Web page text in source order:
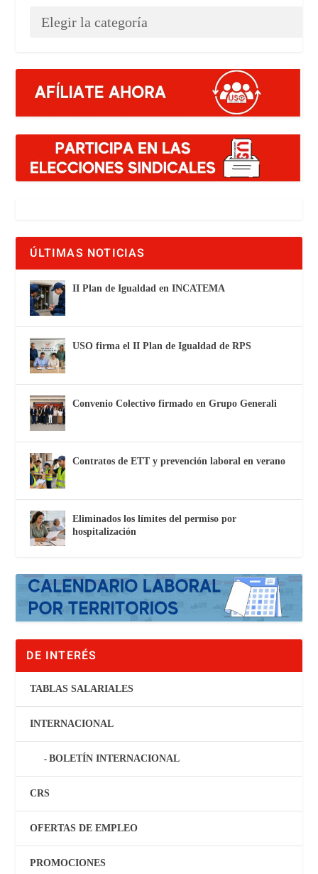
ÚLTIMAS NOTICIAS
II Plan de Igualdad en INCATEMA
USO firma el II Plan de Igualdad de RPS
Convenio Colectivo firmado en Grupo Generali
Contratos de ETT y prevención laboral en verano
Eliminados los límites del permiso por
hospitalización
DE INTERÉS
TABLAS SALARIALES
INTERNACIONAL
BOLETÍN INTERNACIONAL
CRS
OFERTAS DE EMPLEO
PROMOCIONES